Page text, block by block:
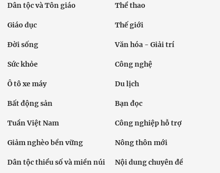
Dân tộc và Tôn giáo Thể thao
Giáo dục Thế giới
Đời sống Văn hóa - Giải trí
Sức khỏe Công nghệ
Ô tô xe máy Du lịch
Bất động sản Bạn đọc
Tuần Việt Nam Công nghiệp hỗ trợ
Giảm nghèo bền vững Nông thôn mới
Dân tộc thiểu số và miền núi Nội dung chuyên đề